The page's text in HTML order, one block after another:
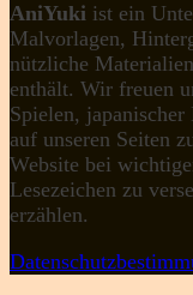
AniYuki ist ein
Malvorlagen,
nützliche
enthält. Wir freuen
Spielen,
auf unseren Seiten
Website bei
Lesezeichen zu
erzählen.